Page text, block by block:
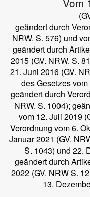
geändert durch
NRW. S. 576) und
geändert durch
2015 (GV. NRW. S.
21. Juni 2016 (GV.
des Gesetzes
geändert durch
NRW. S. 1004);
vom 12. Juli 2019
Verordnung vom 6.
Januar 2021 (GV.
S. 1043) und 22.
geändert durch
2022 (GV. NRW S.
13.